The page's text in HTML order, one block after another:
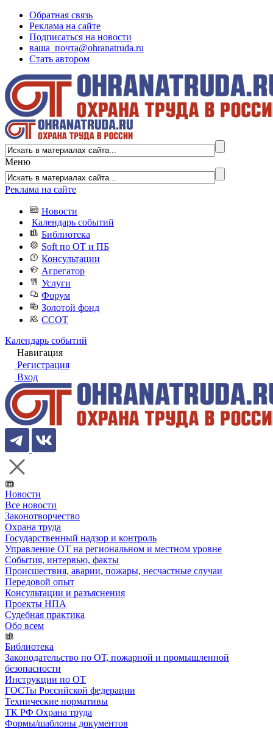
Обратная связь
Реклама на сайте
Подписаться на новости
ваша_почта@ohranatruda.ru
Стать автором
Меню
Реклама на сайте
Новости
Календарь событий
Библиотека
Soft по ОТ и ПБ
Консультации
Агрегатор
Услуги
Форум
Золотой фонд
ССОТ
Календарь событий
Навигация
Регистрация
Вход
Новости
Все новости
Законотворчество
Охрана труда
Государственный надзор и контроль
Управление ОТ на региональном и местном уровне
События, интервью, факты
Происшествия, аварии, пожары, несчастные случаи
Передовой опыт
Консультации и разъяснения
Проекты НПА
Судебная практика
Обо всем
Библиотека
Законодательство по ОТ, пожарной и промышленной
безопасности
Инструкции по ОТ
ГОСТы Российской федерации
Технические нормативы
ТК РФ Охрана труда
Формы/шаблоны документов